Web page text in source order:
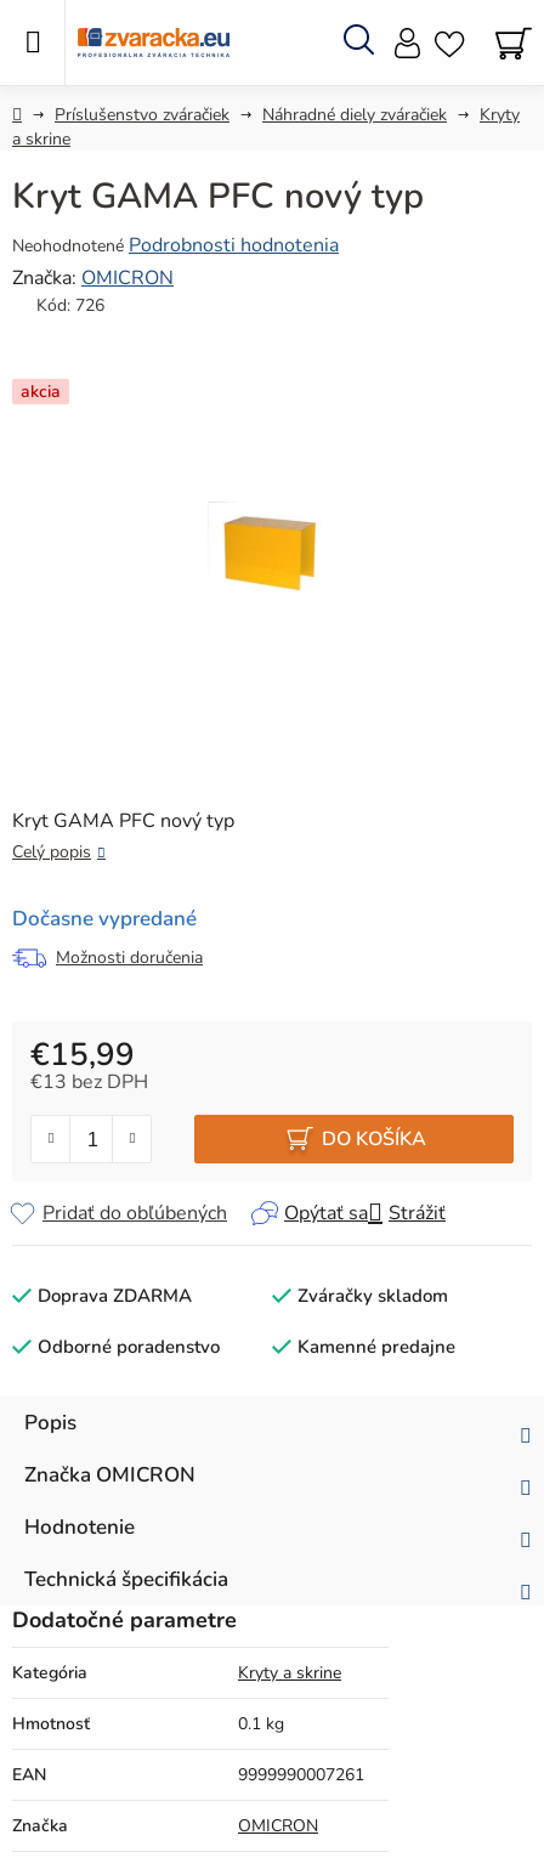
Hľadať
DomovPríslušenstvo zváračiek Náhradné diely zváračiek
Kryty
a skrine
Kryt GAMA PFC nový typ
Celý popis
Dočasne vypredané
Možnosti doručenia
€15,99
€13 bez DPH
DO KOŠÍKA
Opýtať sa Strážiť
Pridať do obľúbených
Kryt GAMA PFC nový typ
Priemerné
hodnotenie
produktu
z
5
Neohodnotené Podrobnosti hodnotenia
Značka: OMICRON
Kód: 726
akcia
Doprava ZDARMA Zváračky skladom
Odborné poradenstvo Kamenné predajne
Popis
Značka OMICRON
Hodnotenie
Technická špecifikácia
Dodatočné parametre
Kategória Kryty a skrine
Hmotnosť 0.1 kg
EAN 9999990007261
Značka OMICRON